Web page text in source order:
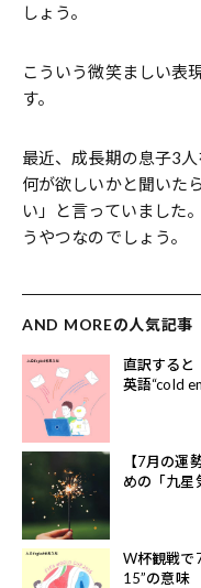
しょう。
こういう微笑ましい表
す。
最近、成長期の息子3
何が欲しいかと聞いた
い」と言っていました
うやつなのでしょう。
AND MOREの人気記事
直訳すると
英語“cold
【7月の運
めの「九星
W杯観戦で
15”の意味